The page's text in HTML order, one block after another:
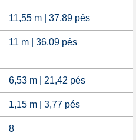
11,55 m | 37,89 pés
11 m | 36,09 pés
6,53 m | 21,42 pés
1,15 m | 3,77 pés
8